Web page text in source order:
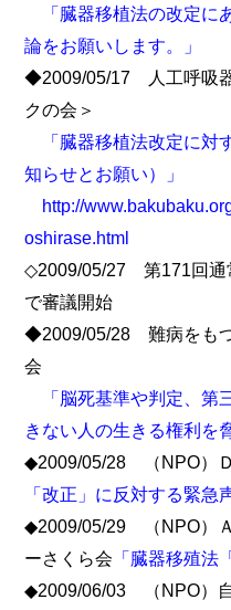
「臓器移植法の改定
論をお願いします。」
◆2009/05/17 人工呼吸
クの会＞
「臓器移植法改定に
知らせとお願い）」
http://
oshirase.html
◇2009/05/27 第171回通
で審議開始
◆2009/05/28 難病をも
会
「脳死基準や判定、
きない人の生きる権利を
◆2009/05/28 （NPO）
「改正」に反対する緊急
◆2009/05/29 （NPO）
ーさくら会 「臓器移殖法
◆2009/06/03 （NPO）